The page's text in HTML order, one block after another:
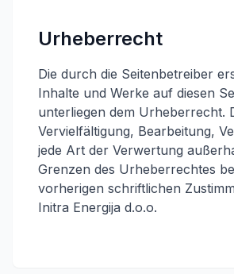
Urheberrecht
Die durch die Seitenbetreiber
Inhalte und Werke auf diesen
unterliegen dem Urheberrecht.
Vervielfältigung, Bearbeitung,
jede Art der Verwertung
Grenzen des Urheberrechtes
vorherigen schriftlichen
Initra Energija d.o.o.